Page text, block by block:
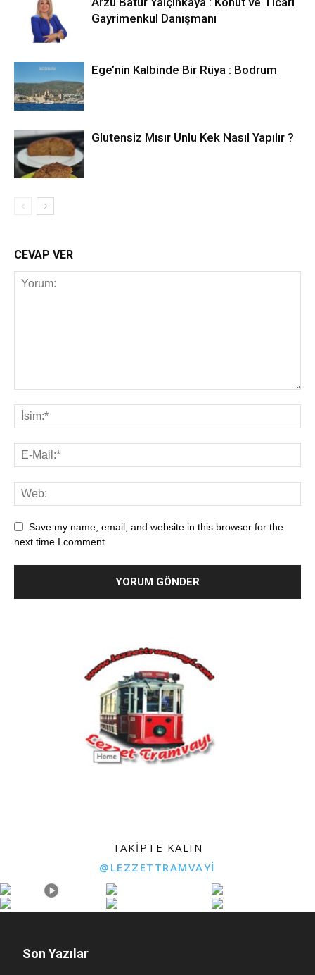
Gayrimenkul Danışmanı
Ege’nin Kalbinde Bir Rüya : Bodrum
Glutensiz Mısır Unlu Kek Nasıl Yapılır ?
CEVAP VER
Save my name, email, and website in this browser for the
next time I comment.
TAKIPTE KALIN
@LEZZETTRAMVAYI
Son Yazılar